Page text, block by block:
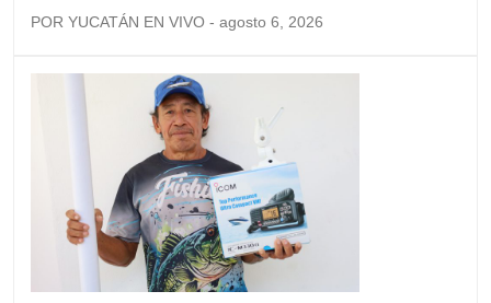
POR YUCATÁN EN VIVO - agosto 6, 2026